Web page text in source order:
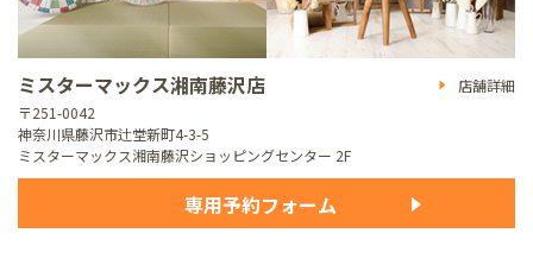
ミスターマックス湘南藤沢店
店舗詳細
〒251-0042
神奈川県藤沢市辻堂新町4-3-5
ミスターマックス湘南藤沢ショッピングセンター 2F
専用予約フォーム